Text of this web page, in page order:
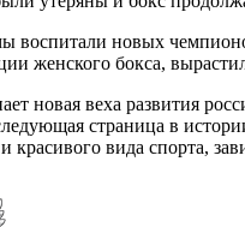
воспитали новых
женского бокса,
новая веха развития
страница в
красивого вида спорта,